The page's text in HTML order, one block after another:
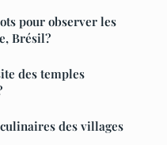
pour observer les
Brésil?
des temples
des villages